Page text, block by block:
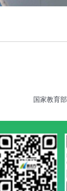
国家教育部